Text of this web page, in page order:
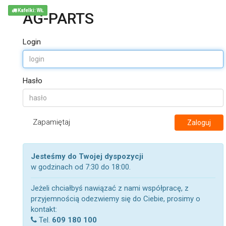
AG-PARTS
Login
Hasło
Zapamiętaj Zaloguj
Jesteśmy do Twojej dyspozycji
w godzinach od 7:30 do 18:00.
Jeżeli chciałbyś nawiązać z nami współpracę, z
przyjemnością odezwiemy się do Ciebie, prosimy o
kontakt:
Tel. 609 180 100
Kafelki: WŁ